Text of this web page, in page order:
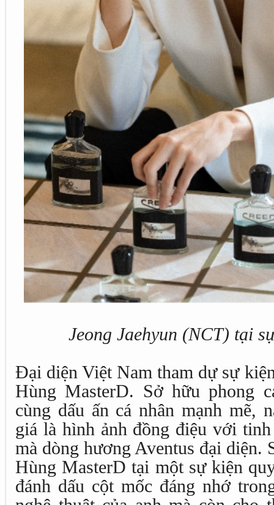
Jeong Jaehyun (NCT) tại
Đại diện Việt Nam tham dự sự
Hùng MasterD. Sở hữu phong
cùng dấu ấn cá nhân mạnh mẽ,
giá là hình ảnh đồng điệu với
mà dòng hương Aventus đại diện.
Hùng MasterD tại một sự kiện
đánh dấu cột mốc đáng nhớ